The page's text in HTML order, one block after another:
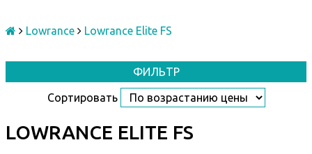
Lowrance Lowrance Elite FS
ФИЛЬТР
Сортировать
LOWRANCE ELITE FS